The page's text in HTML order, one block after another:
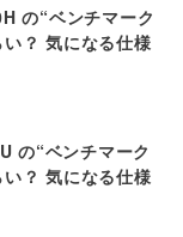
の“ベンチマーク
？ 気になる仕様
の“ベンチマーク
？ 気になる仕様